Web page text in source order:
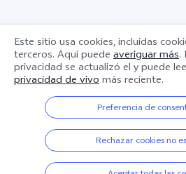
Productos
Enlaces populares
Soporte
Centro de servicio
Este sitio usa cookies, incluidas
terceros. Aquí puede averiguar más.
privacidad se actualizó el y puede
privacidad de vivo más reciente.
Preferencia de
Rechazar cookies no